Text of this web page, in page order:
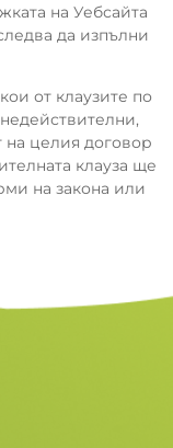
на Уебсайта
да изпълни
от клаузите по
на целия договор
клауза ще
на закона или